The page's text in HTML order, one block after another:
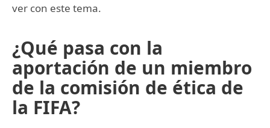
ver con este tema.
¿Qué pasa con la
aportación de un miembro
de la comisión de ética de
la FIFA?